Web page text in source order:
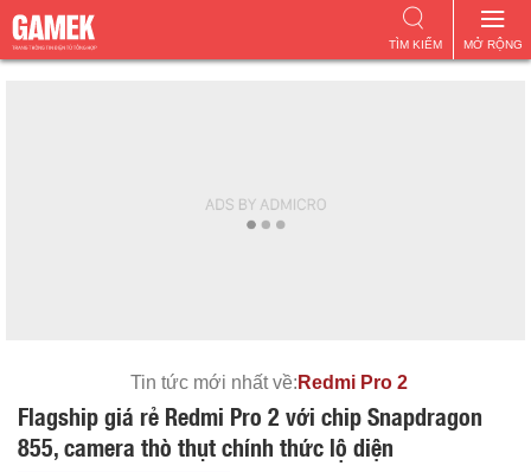
MỞ RỘNG
TÌM KIẾM
Tin tức mới nhất về: Redmi Pro 2
Flagship giá rẻ Redmi Pro 2 với chip Snapdragon
855, camera thò thụt chính thức lộ diện